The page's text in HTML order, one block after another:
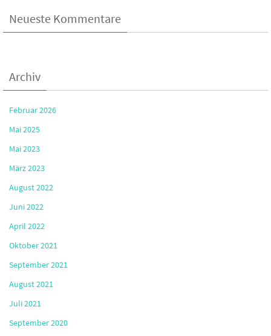
Neueste Kommentare
Archiv
Februar 2026
Mai 2025
Mai 2023
März 2023
August 2022
Juni 2022
April 2022
Oktober 2021
September 2021
August 2021
Juli 2021
September 2020